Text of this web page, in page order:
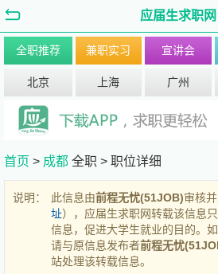
应届生求职网
全职推荐 兼职实习 宣讲会
北京 上海 广州
首页 > 成都 全职 > 职位详细
说明： 此信息由前程无忧(51JOB)审核
址），应届生求职网转载该信息
信息，促进大学生就业的目的。
请与原信息发布者前程无忧
站处理该转载信息。